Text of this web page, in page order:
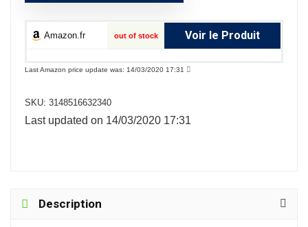
Amazon.fr out of stock Voir le Produit
Last Amazon price update was: 14/03/2020 17:31
SKU: 3148516632340
Last updated on 14/03/2020 17:31
Description